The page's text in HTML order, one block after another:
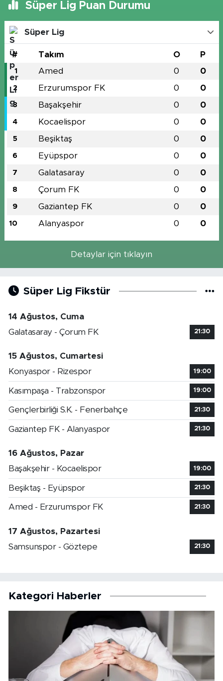
Süper Lig Puan Durumu
Süper Lig
# Takım O P
1 Amed 0 0
2 Erzurumspor FK 0 0
3 Başakşehir 0 0
4 Kocaelispor 0 0
5 Beşiktaş 0 0
6 Eyüpspor 0 0
7 Galatasaray 0 0
8 Çorum FK 0 0
9 Gaziantep FK 0 0
10 Alanyaspor 0 0
Detaylar için tıklayın
Süper Lig Fikstür
14 Ağustos, Cuma
Galatasaray - Çorum FK
21:30
15 Ağustos, Cumartesi
Konyaspor - Rizespor
19:00
Kasımpaşa - Trabzonspor 19:00
Gençlerbirliği S.K. - Fenerbahçe 21:30
Gaziantep FK - Alanyaspor 21:30
16 Ağustos, Pazar
Başakşehir - Kocaelispor
19:00
Beşiktaş - Eyüpspor 21:30
Amed - Erzurumspor FK 21:30
17 Ağustos, Pazartesi
Samsunspor - Göztepe
21:30
Kategori Haberler